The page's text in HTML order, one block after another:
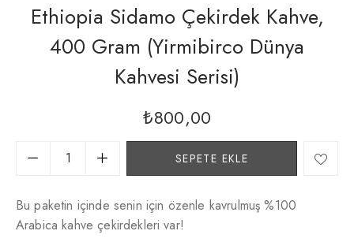
Ethiopia Sidamo Çekirdek Kahve,
400 Gram (Yirmibirco Dünya
Kahvesi Serisi)
₺800,00
SEPETE EKLE
Bu paketin içinde senin için özenle kavrulmuş %100
Arabica kahve çekirdekleri var!